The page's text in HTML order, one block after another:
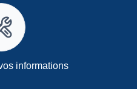
informations